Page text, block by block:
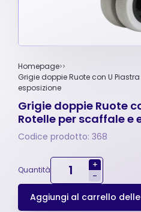
Homepage
Grigie doppie Ruote con U
esposizione
Grigie doppie Ruote
Rotelle per scaffale e
Codice prodotto: 368
Quantità
+
-
Aggiungi al carrello